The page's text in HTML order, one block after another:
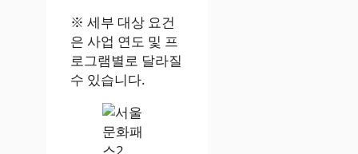
※ 세부 대상 요건
은 사업 연도 및 프
로그램별로 달라질
수 있습니다.